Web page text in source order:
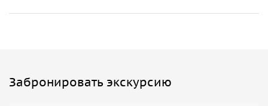
Забронировать экскурсию